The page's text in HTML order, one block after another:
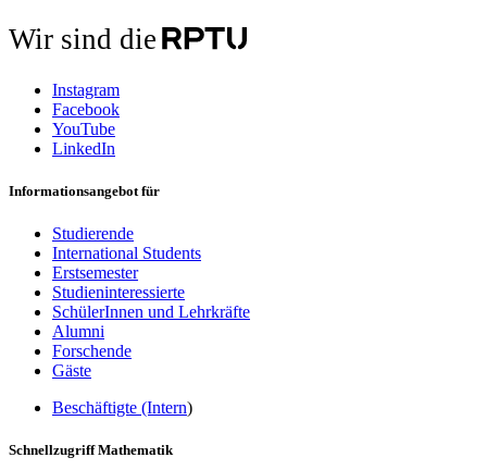
Wir sind die
Instagram
Facebook
YouTube
LinkedIn
Informationsangebot für
Studierende
International Students
Erstsemester
Studieninteressierte
SchülerInnen und Lehrkräfte
Alumni
Forschende
Gäste
Beschäftigte (Intern)
Schnellzugriff Mathematik